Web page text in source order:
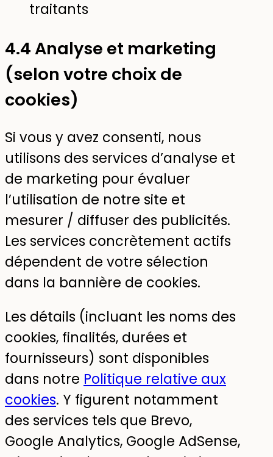
traitants
4.4 Analyse et marketing
(selon votre choix de
cookies)
Si vous y avez consenti, nous
utilisons des services d’analyse et
de marketing pour évaluer
l’utilisation de notre site et
mesurer / diffuser des publicités.
Les services concrètement actifs
dépendent de votre sélection
dans la bannière de cookies.
Les détails (incluant les noms des
cookies, finalités, durées et
fournisseurs) sont disponibles
dans notre Politique relative aux
cookies. Y figurent notamment
des services tels que Brevo,
Google Analytics, Google AdSense,